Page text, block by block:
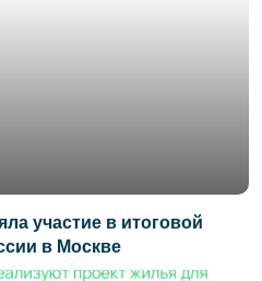
участие в итоговой
в Москве